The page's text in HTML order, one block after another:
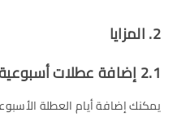
2. المزايا
2.1 إضافة عطلات أسبوعية
يمكنك إضافة أيام العطلة